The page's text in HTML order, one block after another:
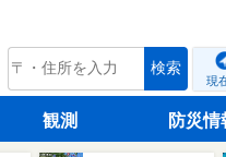
tenki.jp 検索
現
観測 防災情